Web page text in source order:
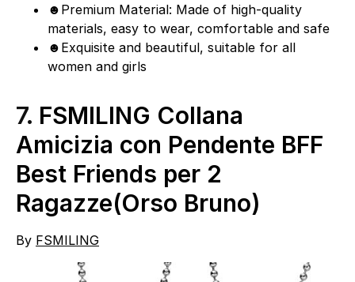
☻Premium Material: Made of high-quality
materials, easy to wear, comfortable and safe
☻Exquisite and beautiful, suitable for all
women and girls
7. FSMILING Collana
Amicizia con Pendente BFF
Best Friends per 2
Ragazze(Orso Bruno)
By FSMILING